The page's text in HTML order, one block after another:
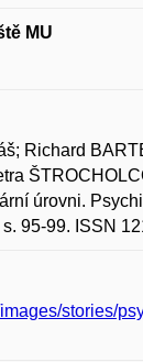
MU
Richard
úrovni.
95-99. ISSN
stories/